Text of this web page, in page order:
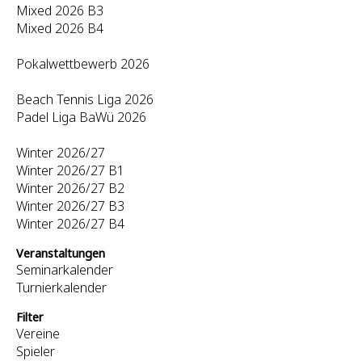
Mixed 2026 B3
Mixed 2026 B4
Pokalwettbewerb 2026
Beach Tennis Liga 2026
Padel Liga BaWü 2026
Winter 2026/27
Winter 2026/27 B1
Winter 2026/27 B2
Winter 2026/27 B3
Winter 2026/27 B4
Veranstaltungen
Seminarkalender
Turnierkalender
Filter
Vereine
Spieler